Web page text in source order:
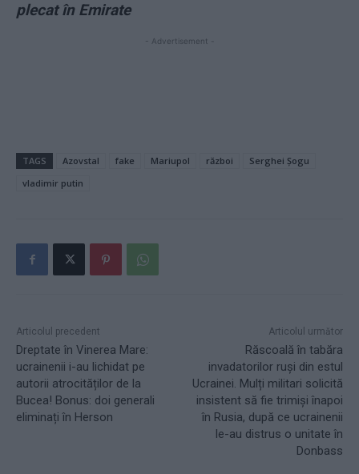
plecat în Emirate
- Advertisement -
TAGS Azovstal fake Mariupol război
Serghei Șogu
vladimir putin
Articolul precedent
Dreptate în Vinerea Mare:
ucrainenii i-au lichidat pe
autorii atrocităților de la
Bucea! Bonus: doi generali
eliminați în Herson
Articolul următor
Răscoală în tabăra
invadatorilor ruși din estul
Ucrainei. Mulți militari solicită
insistent să fie trimiși înapoi
în Rusia, după ce ucrainenii
le-au distrus o unitate în
Donbass